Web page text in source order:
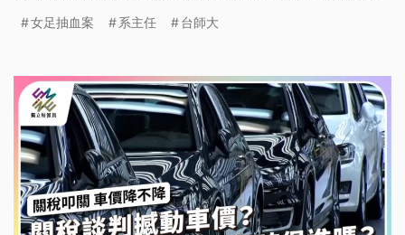
了解，此次系教評會，是做出解聘決議。
女足抽血案 系主任 台師大